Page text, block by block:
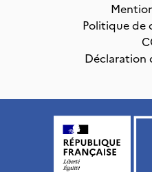
Politique de
Déclaration